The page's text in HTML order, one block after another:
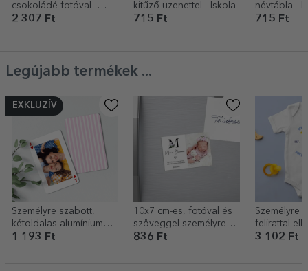
csokoládé fotóval -
Virágok
2 307 Ft
kitűző üzenettel - Iskola
715 Ft
névtábla -
715 Ft
Legújabb termékek ...
EXKLUZÍV
Személyre szabott,
kétoldalas alumínium
kártya fotóval és
1 193 Ft
10x7 cm-es, fotóval és
szöveggel személyre
szabott mágnes –
836 Ft
Személyre
felirattal
3 102 Ft